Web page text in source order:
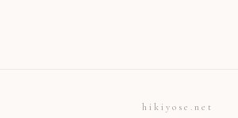
hikiyose.net